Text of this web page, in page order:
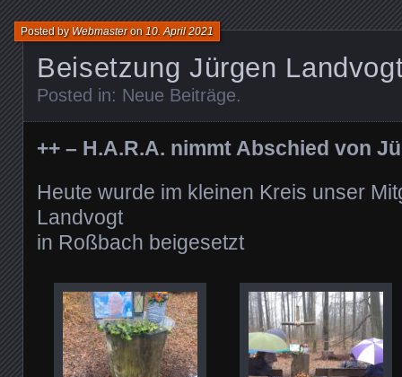
Beisetzung Jürgen
Posted byWebmasteron10. April 2021
Posted in: Neue Beiträge.
++ – H.A.R.A. nimmt Abschied von
Heute wurde im kleinen Kreis unser
Landvogt
in Roßbach beigesetzt